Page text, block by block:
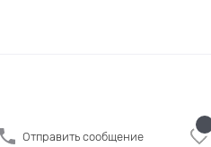
Отправить сообщение